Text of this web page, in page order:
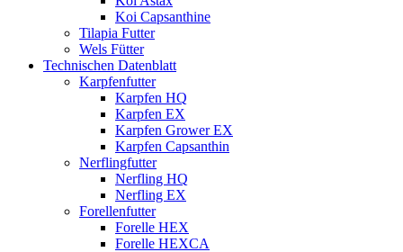
Koi Capsanthine
Tilapia Futter
Wels Fütter
Technischen Datenblatt
Karpfenfutter
Karpfen HQ
Karpfen EX
Karpfen Grower EX
Karpfen Capsanthin
Nerflingfutter
Nerfling HQ
Nerfling EX
Forellenfutter
Forelle HEX
Forelle HEXCA